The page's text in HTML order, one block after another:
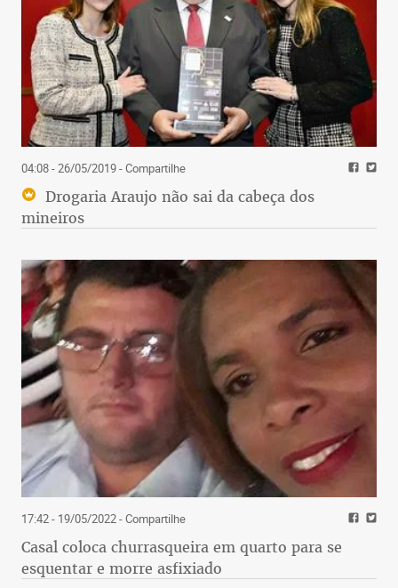
04:08 - 26/05/2019- Compartilhe
Drogaria Araujo não sai da cabeça dos
mineiros
17:42 - 19/05/2022- Compartilhe
Casal coloca churrasqueira em quarto para se
esquentar e morre asfixiado